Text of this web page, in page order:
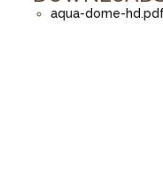
aqua-dome-hd.pdf